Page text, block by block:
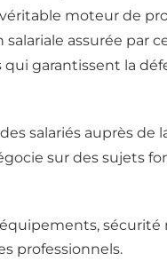
moteur de
assurée par
garantissent la
salariés auprès de
sur des sujets
sécurité
professionnels.